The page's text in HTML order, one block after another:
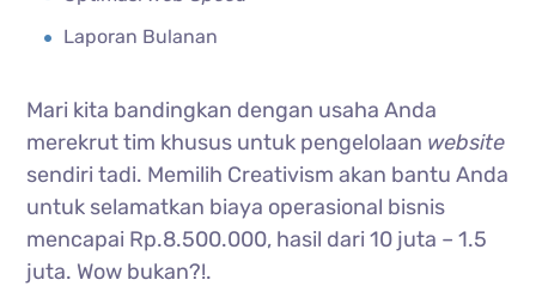
Laporan Bulanan
Mari kita bandingkan dengan usaha Anda
merekrut tim khusus untuk pengelolaan website
sendiri tadi. Memilih Creativism akan bantu Anda
untuk selamatkan biaya operasional bisnis
mencapai Rp.8.500.000, hasil dari 10 juta – 1.5
juta. Wow bukan?!.